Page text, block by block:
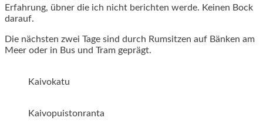
Erfahrung, übner die ich nicht berichten werde. Keinen Bock
darauf.
Die nächsten zwei Tage sind durch Rumsitzen auf Bänken am
Meer oder in Bus und Tram geprägt.
Kaivokatu
Kaivopuistonranta